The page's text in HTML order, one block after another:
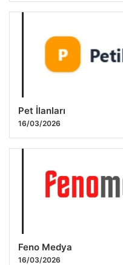
Pet İlanları
16/03/2026
Feno Medya
16/03/2026